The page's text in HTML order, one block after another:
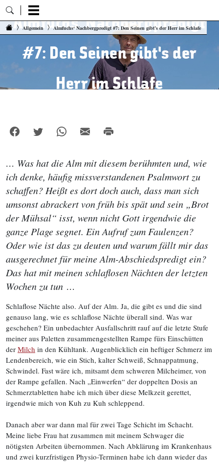
Zum Inhalt springen
Allgemein Almfuchs‘ Nachbergpredigt #7: Den Seinen gibt’s der Herr im Schlafe
Almfuchs‘ Nachbergpredigt
#7: Den Seinen gibt’s der
Herr im Schlafe
… Was hat die Alm mit diesem berühmten und, wie
ich denke, häufig missverstandenen Psalmwort zu
schaffen? Heißt es dort doch auch, dass man sich
umsonst abrackert von früh bis spät und sein „Brot
der Mühsal“ isst, wenn nicht Gott irgendwie die
ganze Plage segnet. Ein Aufruf zum Faulenzen?
Oder wie ist das zu deuten und warum fällt mir das
ausgerechnet für meine Alm-Abschiedspredigt ein?
Das hat mit meinen schlaflosen Nächten der letzten
Wochen zu tun …
Schlaflose Nächte also. Auf der Alm. Ja, die gibt es und die sind
genauso lang, wie es schlaflose Nächte überall sind. Was war
geschehen? Ein unbedachter Ausfallschritt rauf auf die letzte Stufe
meiner aus Paletten zusammengestellten Rampe fürs Einschütten
der Milch in den Kühltank. Augenblicklich ein heftiger Schmerz im
Lendenbereich, wie ein Stich, kalter Schweiß, Schnappatmung,
Schwindel. Fast wäre ich, mitsamt dem schweren Milcheimer, von
der Rampe gefallen. Nach „Einwerfen“ der doppelten Dosis an
Schmerztabletten habe ich mich über diese Melkzeit gerettet,
irgendwie mich von Kuh zu Kuh schleppend.
Danach aber war dann mal für zwei Tage Schicht im Schacht.
Meine liebe Frau hat zusammen mit meinem Schwager die
nötigsten Arbeiten übernommen. Nach Abklärung im Krankenhaus
und zwei kurzfristigen Physio-Terminen habe ich dann wieder das